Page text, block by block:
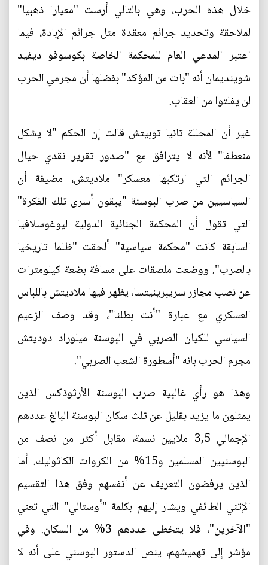
خلال هذه الحرب، وهي بالتالي أرست "معيارا ذهبيا"
لملاحقة وتحديد جرائم معقدة مثل جرائم الإبادة، فيما
اعتبر المدعي العام للمحكمة الخاصة بكوسوفو ديفيد
شوينديمان أنه "بات من المؤكد" بفضلها أن مجرمي الحرب
لن يفلتوا من العقاب.
غير أن المحللة تانيا توبيتش قالت إن الحكم "لا يشكل
منعطفا" لأنه لا يترافق مع "صدور تقرير نقدي حيال
الجرائم التي ارتكبها معسكر" ملاديتش، مضيفة أن
السياسيين من صرب البوسنة "يبقون أسرى تلك الفكرة"
التي تقول أن المحكمة الجنائية الدولية ليوغوسلافيا
السابقة كانت "محكمة سياسية" ألحقت "ظلما تاريخيا
بالصرب". ووضعت ملصقات على مسافة بضعة كيلومترات
عن نصب مجازر سريبرينيتسا، يظهر فيها ملاديتش باللباس
العسكري مع عبارة "أنت بطلنا"، وقد وصف الزعيم
السياسي للكيان الصربي في البوسنة ميلوراد دوديتش
مجرم الحرب بانه "أسطورة الشعب الصربي".
وهذا هو رأي غالبية صرب البوسنة الأرثوذكس الذين
يمثلون ما يزيد بقليل عن ثلث سكان البوسنة البالغ عددهم
الإجمالي 3,5 ملايين نسمة، مقابل أكثر من نصف من
البوسنيين المسلمين و15% من الكروات الكاثوليك. أما
الذين يرفضون التعريف عن أنفسهم وفق هذا التقسيم
الإتني الطائفي ويشار إليهم بكلمة "أوستالي" التي تعني
"الآخرين"، فلا يتخطى عددهم 3% من السكان. وفي
مؤشر إلى تهميشهم، ينص الدستور البوسني على أنه لا